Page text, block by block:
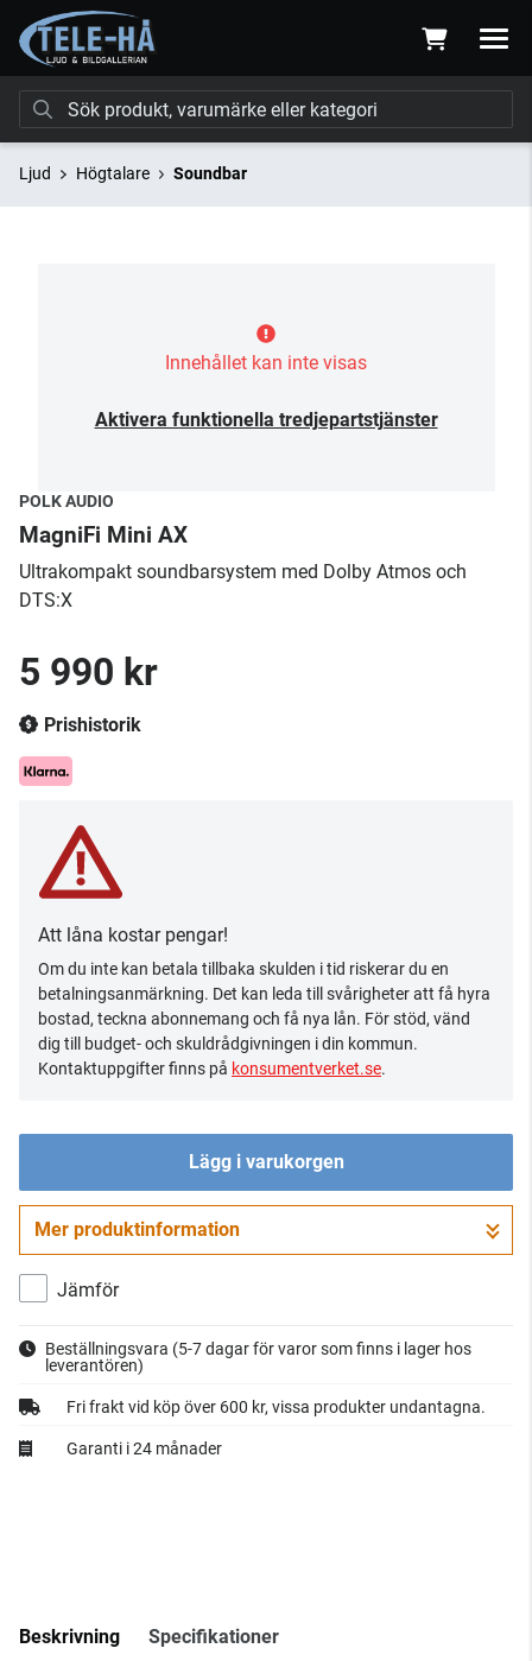
Ljud Högtalare Soundbar
Innehållet kan inte visas
Aktivera funktionella tredjepartstjänster
POLK AUDIO
MagniFi Mini AX
​Ultrakompakt soundbarsystem med Dolby Atmos och
DTS:X
5 990 kr
Prishistorik
Att låna kostar pengar!
Om du inte kan betala tillbaka skulden i tid riskerar du en
betalningsanmärkning. Det kan leda till svårigheter att få hyra
bostad, teckna abonnemang och få nya lån. För stöd, vänd
dig till budget- och skuldrådgivningen i din kommun.
Kontaktuppgifter finns på konsumentverket.se.
Lägg i varukorgen
Gå till kassan
Mer produktinformation
Jämför
Beställningsvara (5-7 dagar för varor som finns i lager hos
leverantören)
Fri frakt vid köp över 600 kr, vissa produkter undantagna.
Garanti i 24 månader
Beskrivning Specifikationer